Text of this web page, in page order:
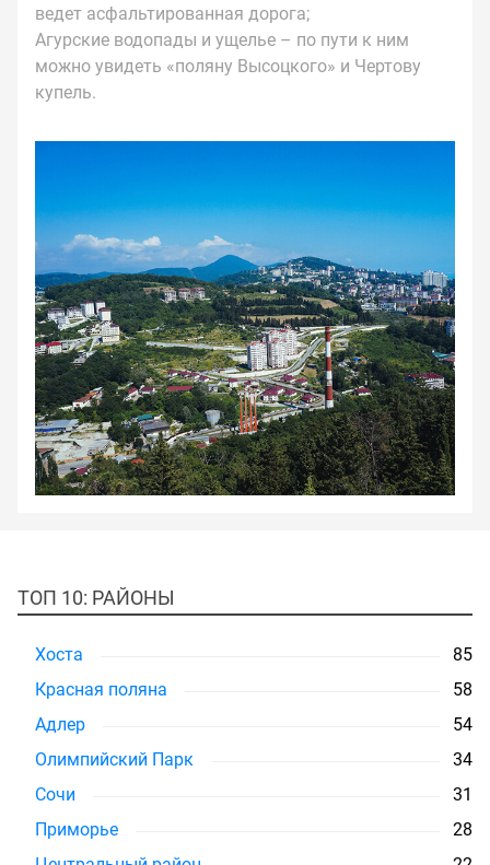
ведет асфальтированная дорога;
Агурские водопады и ущелье – по пути к ним
можно увидеть «поляну Высоцкого» и Чертову
купель.
ТОП 10: РАЙОНЫ
Хоста
85
Красная поляна
58
Адлер
54
Олимпийский Парк
34
Сочи
31
Приморье
28